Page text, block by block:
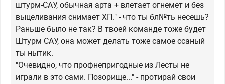
штурм-САУ, обычная арта + влетает огнемет и без
выцеливания снимает ХП." - что ты бл№ть несешь?
Раньше было не так? В твоей команде тоже будет
Штурм САУ, она может делать тоже самое ссаный
ты нытик.
"Очевидно, что профнепригодные из Лесты не
играли в это сами. Позорище..." - протирай свои